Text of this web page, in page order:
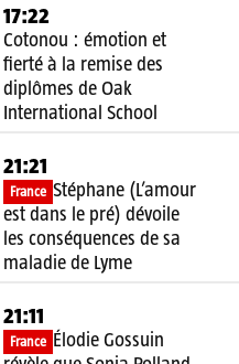
17:22
Cotonou : émotion et
fierté à la remise des
diplômes de Oak
International School
21:21
France Stéphane (L’amour
est dans le pré) dévoile
les conséquences de sa
maladie de Lyme
21:11
France Élodie Gossuin